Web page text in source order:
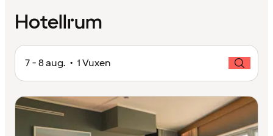
Hotellrum
7 - 8 aug. • 1 Vuxen